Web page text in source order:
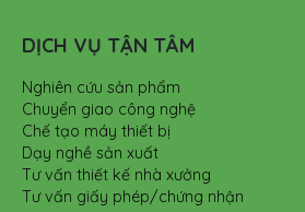
DỊCH VỤ TẬN TÂM
Nghiên cứu sản phẩm
Chuyển giao công nghệ
Chế tạo máy thiết bị
Dạy nghề sản xuất
Tư vấn thiết kế nhà xưởng
Tư vấn giấy phép/chứng nhận